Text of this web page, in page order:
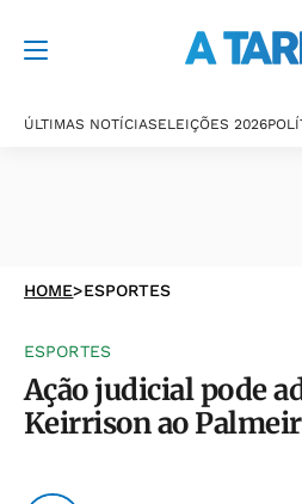
ÚLTIMAS NOTÍCIASELEIÇÕES 2026
HOME>ESPORTES
ESPORTES
Ação judicial pode
Keirrison ao